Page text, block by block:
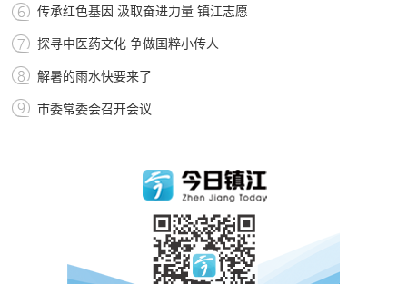
传承红色基因 汲取奋进力量 镇江志愿...
探寻中医药文化 争做国粹小传人
解暑的雨水快要来了
市委常委会召开会议